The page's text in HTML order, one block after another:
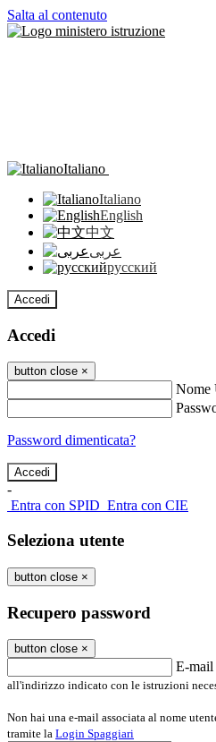
Salta al contenuto
Italiano
Italiano
English
中文
عربى
русский
Accedi
Accedi
button close ×
Nome
Password dimenticata?
-
Entra con SPID Entra con CIE
Seleziona utente
button close ×
Recupero password
button close ×
E-mail
all'indirizzo indicato con le istruzioni
Non hai una e-mail associata al nome
tramite la Login Spaggiari